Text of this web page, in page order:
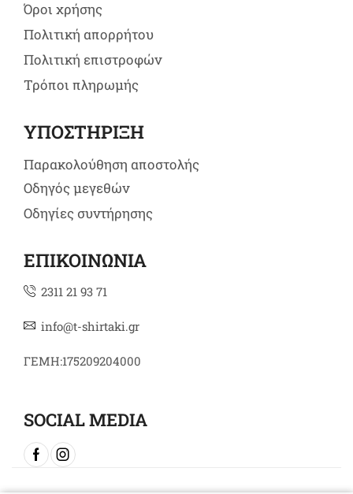
Όροι χρήσης
Πολιτική απορρήτου
Πολιτική επιστροφών
Τρόποι πληρωμής
ΥΠΟΣΤΗΡΙΞΗ
Παρακολούθηση αποστολής
Οδηγός μεγεθών
Οδηγίες συντήρησης
ΕΠΙΚΟΙΝΩΝΙΑ
2311 21 93 71
info@t-shirtaki.gr
ΓΕΜΗ:175209204000
SOCIAL MEDIA